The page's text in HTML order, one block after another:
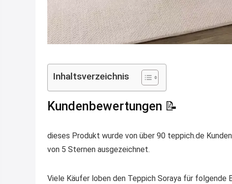
Inhaltsverzeichnis
Kundenbewertungen 📝
dieses Produkt wurde von über 90 teppich.de
von 5 Sternen ausgezeichnet.
Viele Käufer loben den Teppich Soraya für folgende